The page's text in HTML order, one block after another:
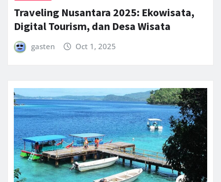
Traveling Nusantara 2025: Ekowisata,
Digital Tourism, dan Desa Wisata
gasten Oct 1, 2025